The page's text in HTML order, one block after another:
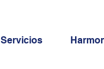
Servicios